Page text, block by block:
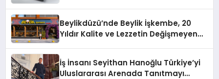
Beylikdüzü’nde Beylik İşkembe, 20
Yıldır Kalite ve Lezzetin Değişmeyen
İş İnsanı Seyithan Hanoğlu Türkiye’yi
Uluslararası Arenada Tanıtmayı